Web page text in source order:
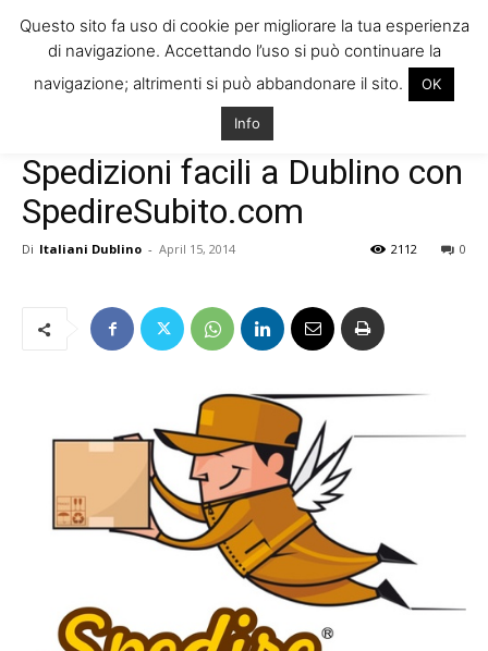
Spedizioni facili a Dublino con
SpedireSubito.com
Di Italiani Dublino - April 15, 2014 0
2112
Questo sito fa uso di cookie per migliorare la tua esperienza
di navigazione. Accettando l’uso si può continuare la
navigazione; altrimenti si può abbandonare il sito.
OK
Info